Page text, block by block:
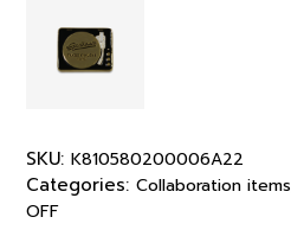
SKU: K810580200006A22
Categories: Collaboration items
OFF